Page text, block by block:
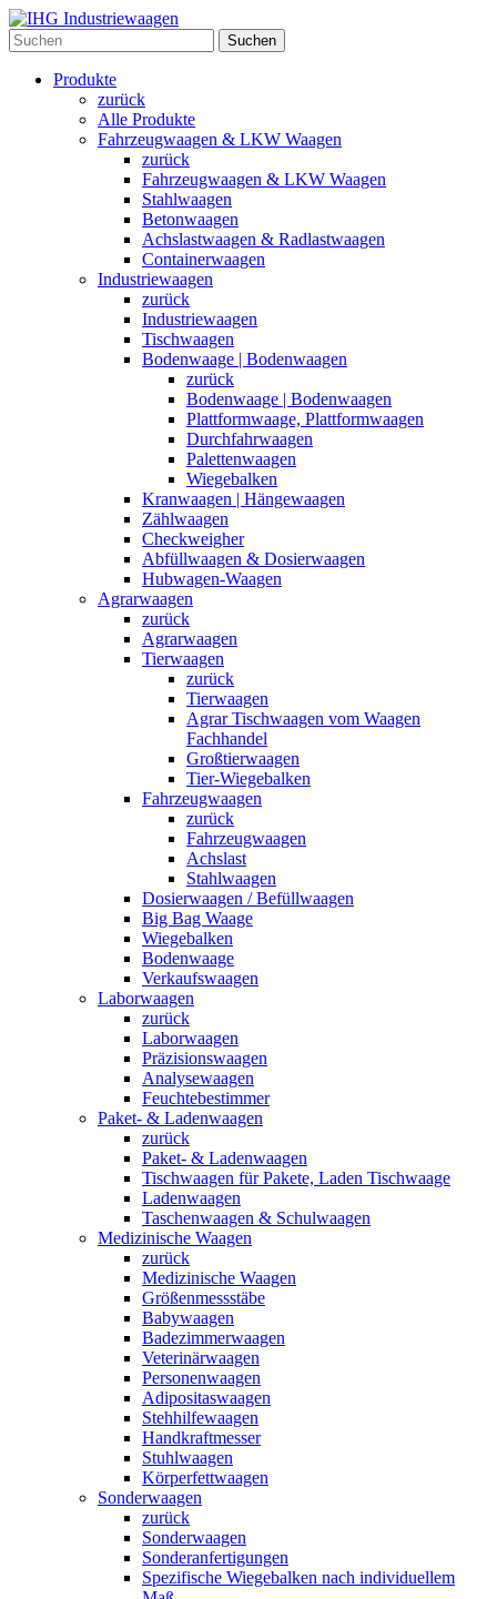
Suchen
Produkte
zurück
Alle Produkte
Fahrzeugwaagen & LKW Waagen
zurück
Fahrzeugwaagen & LKW Waagen
Stahlwaagen
Betonwaagen
Achslastwaagen & Radlastwaagen
Containerwaagen
Industriewaagen
zurück
Industriewaagen
Tischwaagen
Bodenwaage | Bodenwaagen
zurück
Bodenwaage | Bodenwaagen
Plattformwaage, Plattformwaagen
Durchfahrwaagen
Palettenwaagen
Wiegebalken
Kranwaagen | Hängewaagen
Zählwaagen
Checkweigher
Abfüllwaagen & Dosierwaagen
Hubwagen-Waagen
Agrarwaagen
zurück
Agrarwaagen
Tierwaagen
zurück
Tierwaagen
Agrar Tischwaagen vom Waagen
Fachhandel
Großtierwaagen
Tier-Wiegebalken
Fahrzeugwaagen
zurück
Fahrzeugwaagen
Achslast
Stahlwaagen
Dosierwaagen / Befüllwaagen
Big Bag Waage
Wiegebalken
Bodenwaage
Verkaufswaagen
Laborwaagen
zurück
Laborwaagen
Präzisionswaagen
Analysewaagen
Feuchtebestimmer
Paket- & Ladenwaagen
zurück
Paket- & Ladenwaagen
Tischwaagen für Pakete, Laden Tischwaage
Ladenwaagen
Taschenwaagen & Schulwaagen
Medizinische Waagen
zurück
Medizinische Waagen
Größenmessstäbe
Babywaagen
Badezimmerwaagen
Veterinärwaagen
Personenwaagen
Adipositaswaagen
Stehhilfewaagen
Handkraftmesser
Stuhlwaagen
Körperfettwaagen
Sonderwaagen
zurück
Sonderwaagen
Sonderanfertigungen
Spezifische Wiegebalken nach individuellem